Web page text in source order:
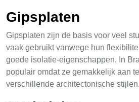
Gipsplaten
Gipsplaten zijn de basis voor veel
vaak gebruikt vanwege hun
goede isolatie-eigenschappen. In
populair omdat ze gemakkelijk aan
verschillende architectonische stijlen.